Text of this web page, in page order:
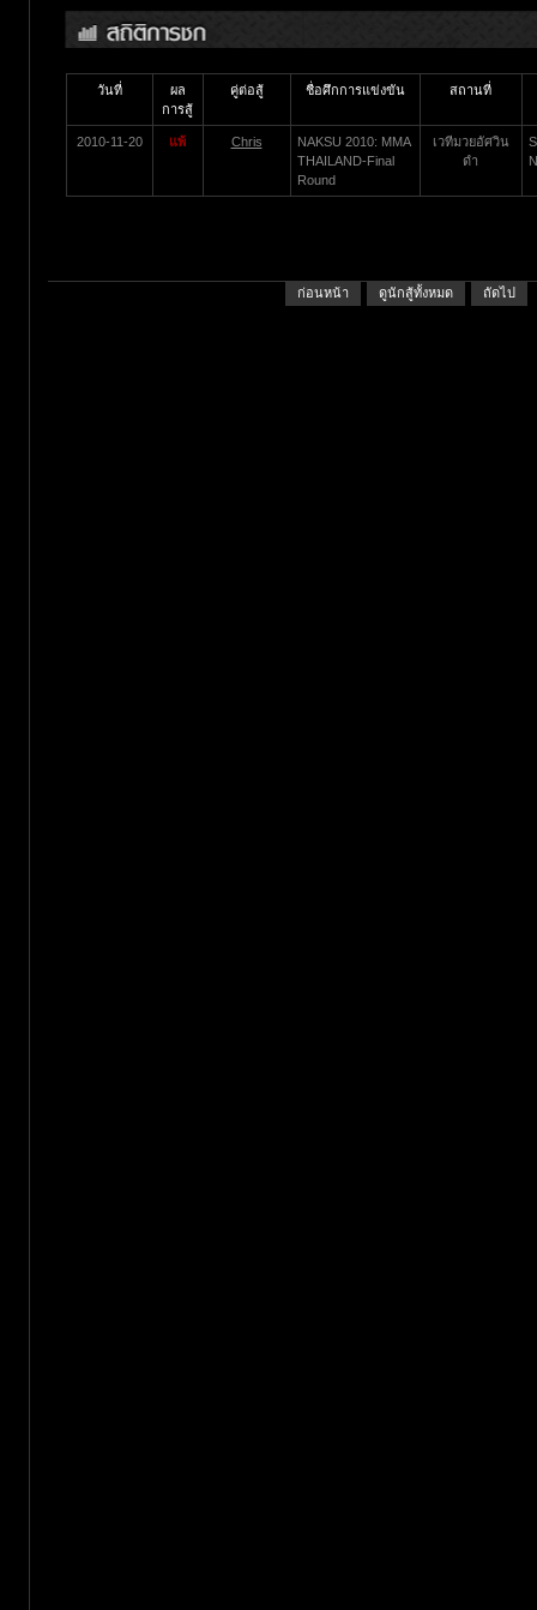
วันที่
ผล
การสู้
คู่ต่อสู้ ชื่อศึกการแข่งขัน สถานที่
2010-11-20 แพ้ Chris
NAKSU 2010: MMA
THAILAND-Final
Round
เวทีมวยอัศวิน
ดำ
ก่อนหน้า ดูนักสู้ทั้งหมด ถัดไป